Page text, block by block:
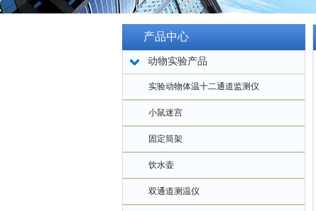
产品中心
动物实验产品
实验动物体温十二通道监测仪
小鼠迷宫
固定筒架
饮水壶
双通道测温仪